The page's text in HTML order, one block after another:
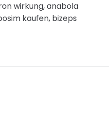
wirkung, anabola
kaufen, bizeps